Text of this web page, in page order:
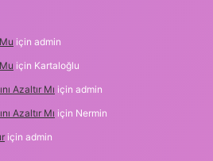
için admin
için Kartaloğlu
Azaltır Mı için admin
Azaltır Mı için Nermin
için admin